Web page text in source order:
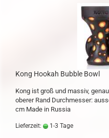
Kong Hookah Bubble Bowl
Kong ist groß und massiv,
oberer Rand Durchmesser:
cm Made in Russia
Lieferzeit: 1-3 Tage